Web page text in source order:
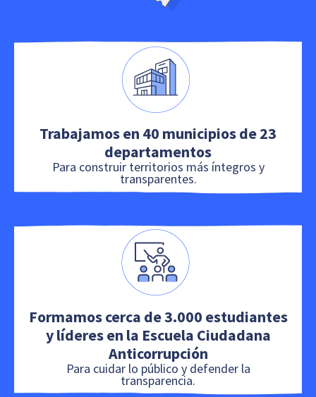
Trabajamos en 40 municipios de 23
departamentos
Para construir territorios más íntegros y
transparentes.
Formamos cerca de 3.000 estudiantes
y líderes en la Escuela Ciudadana
Anticorrupción
Para cuidar lo público y defender la
transparencia.